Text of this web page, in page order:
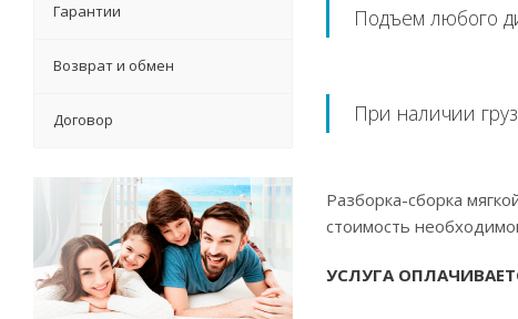
Подъем любого
При наличии
Разборка-сборка
стоимость
УСЛУГА
Гарантии
Возврат и обмен
Договор